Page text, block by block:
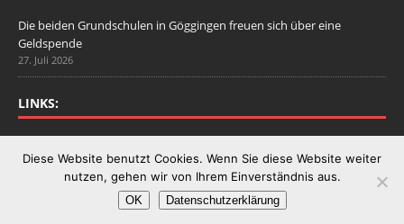
Die beiden Grundschulen in Göggingen freuen sich über eine
Geldspende
27. Juli 2026
LINKS:
Diese Website benutzt Cookies. Wenn Sie diese Website weiter
nutzen, gehen wir von Ihrem Einverständnis aus.
OK Datenschutzerklärung